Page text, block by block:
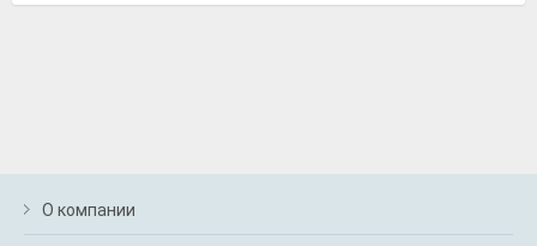
О компании